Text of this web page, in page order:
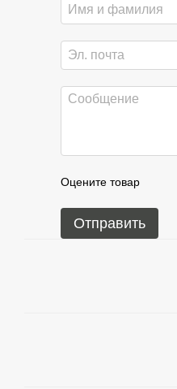
Оцените товар
Отправить